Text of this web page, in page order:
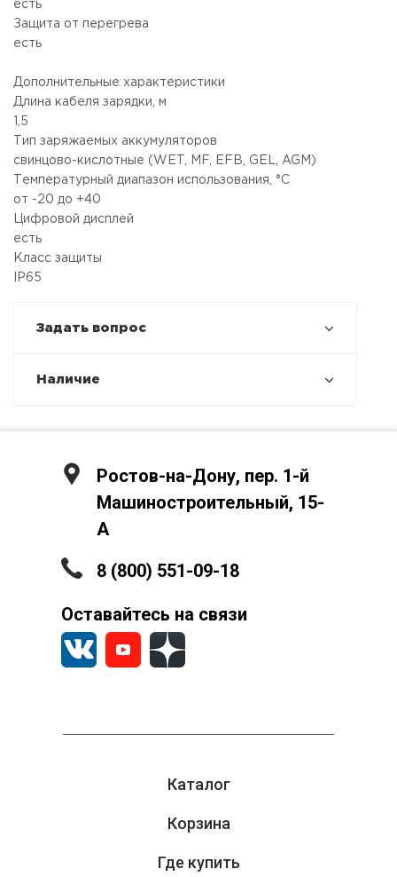
есть
Защита от перегрева
есть
Дополнительные характеристики
Длина кабеля зарядки, м
1,5
Тип заряжаемых аккумуляторов
свинцово-кислотные (WET, MF, EFB, GEL, AGM)
Температурный диапазон использования, °С
от -20 до +40
Цифровой дисплей
есть
Класс защиты
IP65
Задать вопрос
Наличие
Каталог
Корзина
Где купить
Ростов-на-Дону, пер. 1-й
Машиностроительный, 15-
А
8 (800) 551-09-18
Оставайтесь на связи